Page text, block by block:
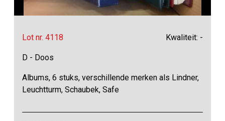
Lot nr. 4118 Kwaliteit: -
D - Doos
Albums, 6 stuks, verschillende merken als Lindner,
Leuchtturm, Schaubek, Safe